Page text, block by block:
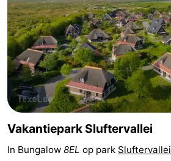
en
Zee
De
Vlijt
-
Hoeve
Holland
-
Land
en
Zeezicht
-
Strandhuys
Strandplevier
Bed
(&
Campings
Vakantiepark Sluftervallei
In Bungalow 8EL op park Sluftervallei